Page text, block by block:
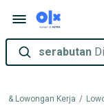
serabutan
& Lowongan Kerja /